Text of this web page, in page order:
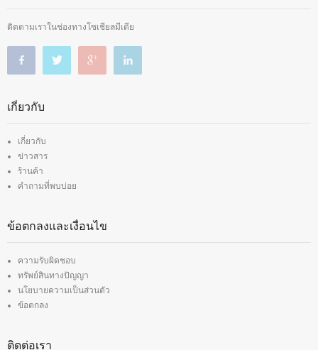
ติดตามเราในช่องทางโซเชียลมีเดีย
เกี่ยวกับ
เกี่ยวกับ
ข่าวสาร
ร้านค้า
คำถามที่พบบ่อย
ข้อตกลงและเงื่อนไข
ความรับผิดชอบ
ทรัพย์สินทางปัญญา
นโยบายความเป็นส่วนตัว
ข้อตกลง
ติดต่อเรา